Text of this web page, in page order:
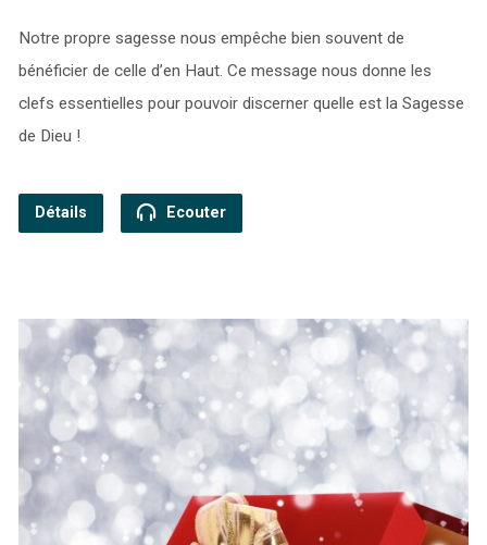
Notre propre sagesse nous empêche bien souvent de
bénéficier de celle d’en Haut. Ce message nous donne les
clefs essentielles pour pouvoir discerner quelle est la Sagesse
de Dieu !
Détails Ecouter